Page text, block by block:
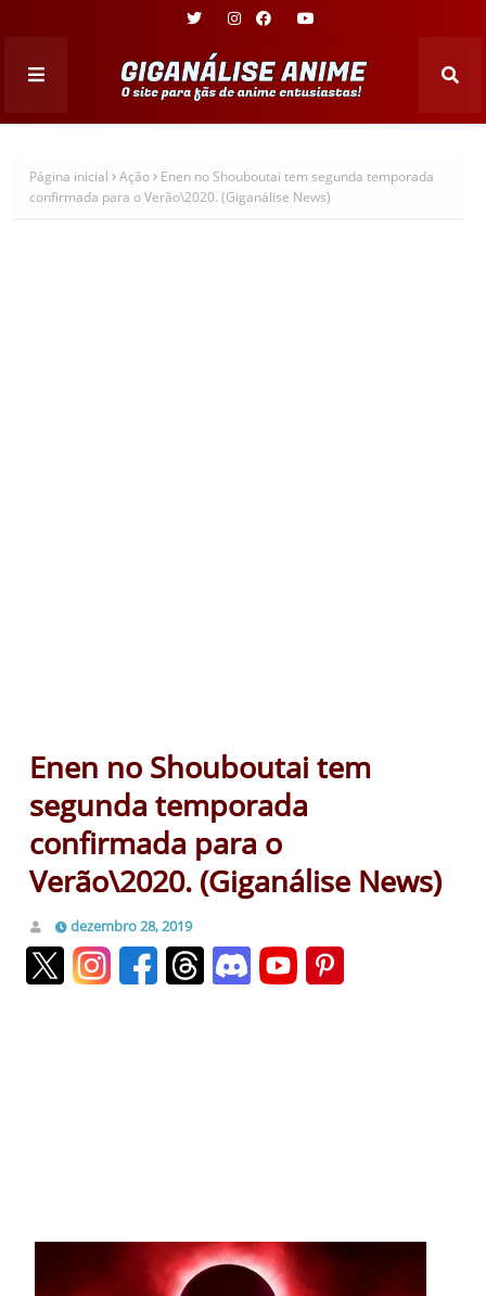
Página inicial Ação
Enen no Shouboutai tem segunda temporada
confirmada para o Verão\2020. (Giganálise News)
Enen no Shouboutai tem
segunda temporada
confirmada para o
Verão\2020. (Giganálise News)
dezembro 28, 2019